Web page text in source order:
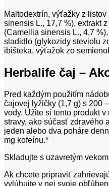
Maltodextrín, výťažky z
sinensis L., 17,7 %), extrakt
(Camellia sinensis L., 4,7
sladidlo (glykozidy steviolu
ibišteka, výťažok zo
Herbalife čaj –
Pred každým použitím
čajovej lyžičky (1,7 g) s 200
vody. Užite si tento produkt
stravy, ako súčasť zdravého
jeden alebo dva poháre
mg kofeínu.*
Skladujte s uzavretým
Ak chcete pripraviť
vylúhujte v nej svoje